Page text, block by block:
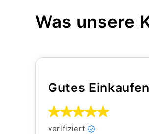
Was unsere
Gutes Einkaufen
verifiziert